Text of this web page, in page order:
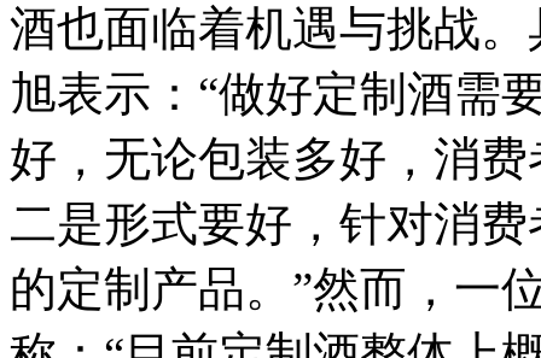
酒也面临着机遇与挑战。
旭表示：“做好定制酒需
好，无论包装多好，消
二是形式要好，针对消
的定制产品。”然而，一